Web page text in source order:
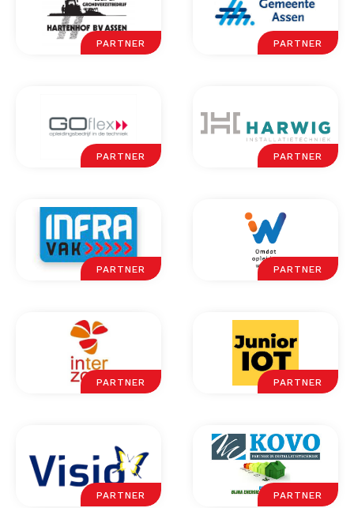
PARTNER PARTNER
PARTNER PARTNER
PARTNER PARTNER
PARTNER PARTNER
PARTNER PARTNER